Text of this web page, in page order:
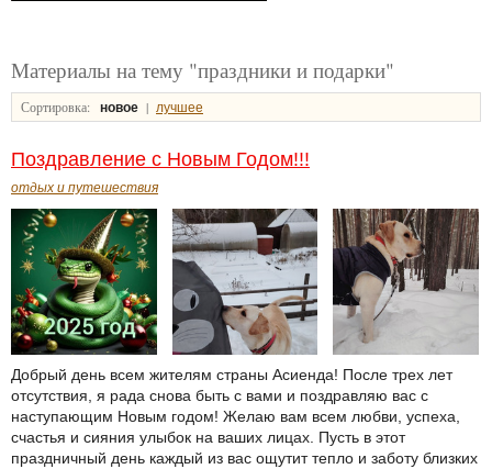
Материалы на тему "праздники и подарки"
Сортировка: новое | лучшее
Поздравление с Новым Годом!!!
отдых и путешествия
Добрый день всем жителям страны Асиенда! После трех лет
отсутствия, я рада снова быть с вами и поздравляю вас с
наступающим Новым годом! Желаю вам всем любви, успеха,
счастья и сияния улыбок на ваших лицах. Пусть в этот
праздничный день каждый из вас ощутит тепло и заботу близких